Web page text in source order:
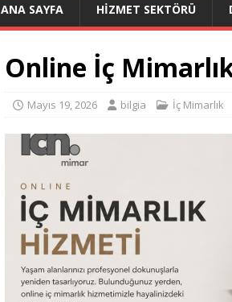
ANA SAYFA HIZMET SEKTÖRÜ
Online İç
Mayıs 19, 2026 bilgia İç Mimarlık